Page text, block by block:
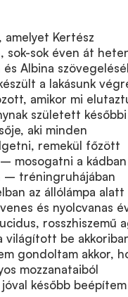
amelyet Kertész
sok-sok éven át
Albina
a lakásunk
amikor mi
született későbbi
aki minden
remekül főzött
mosogatni a kádban
tréningruhájában
az állólámpa alatt
és nyolcvanas
rosszhiszemű
világított be
gondoltam akkor,
mozzanataiból
később beépítem